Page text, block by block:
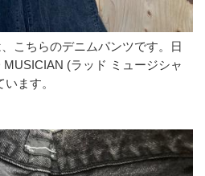
こちらのデニムパンツです。日
(ラッド ミュージシャ
ます。